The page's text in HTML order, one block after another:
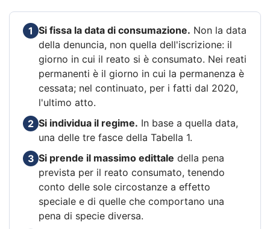
1 Si fissa la data di consumazione. Non la data
della denuncia, non quella dell'iscrizione: il
giorno in cui il reato si è consumato. Nei reati
permanenti è il giorno in cui la permanenza è
cessata; nel continuato, per i fatti dal 2020,
l'ultimo atto.
2 Si individua il regime. In base a quella data,
una delle tre fasce della Tabella 1.
3 Si prende il massimo edittale della pena
prevista per il reato consumato, tenendo
conto delle sole circostanze a effetto
speciale e di quelle che comportano una
pena di specie diversa.